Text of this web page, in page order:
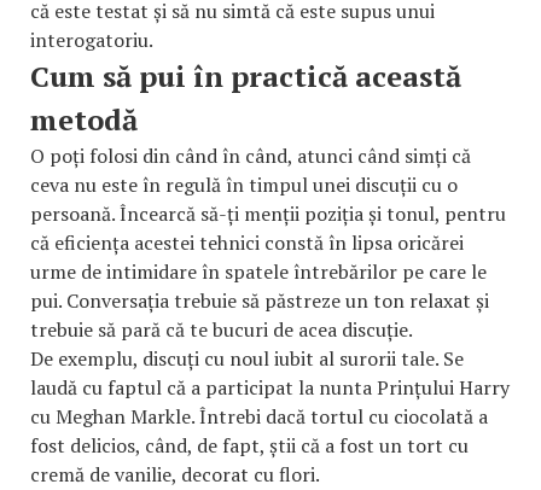
că este testat și să nu simtă că este supus unui
interogatoriu.
Cum să pui în practică această
metodă
O poți folosi din când în când, atunci când simți că
ceva nu este în regulă în timpul unei discuții cu o
persoană. Încearcă să-ți menții poziția și tonul, pentru
că eficiența acestei tehnici constă în lipsa oricărei
urme de intimidare în spatele întrebărilor pe care le
pui. Conversația trebuie să păstreze un ton relaxat și
trebuie să pară că te bucuri de acea discuție.
De exemplu, discuți cu noul iubit al surorii tale. Se
laudă cu faptul că a participat la nunta Prințului Harry
cu Meghan Markle. Întrebi dacă tortul cu ciocolată a
fost delicios, când, de fapt, știi că a fost un tort cu
cremă de vanilie, decorat cu flori.